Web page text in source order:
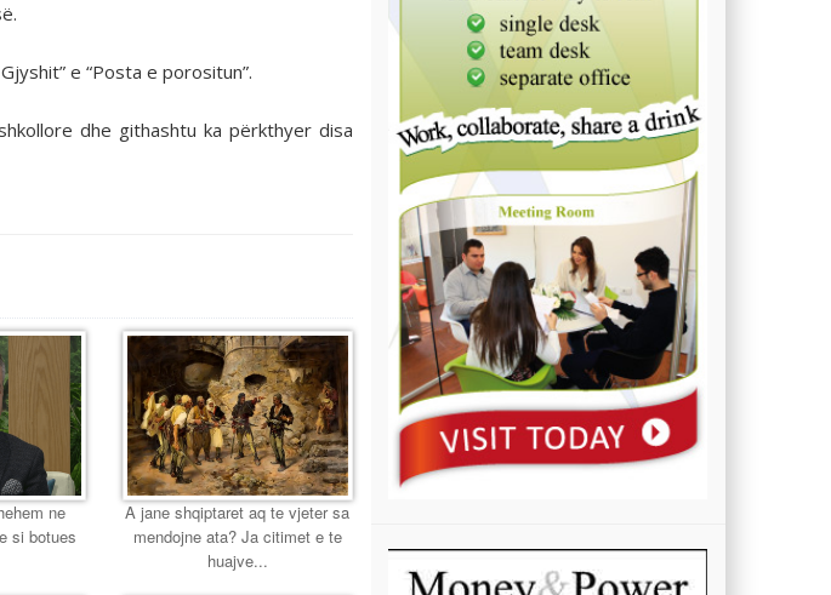
e “Posta e porositun”.
dhe githashtu ka përkthyer disa
ne
si botues
A jane shqiptaret aq te vjeter sa
mendojne ata? Ja citimet e te
huajve...